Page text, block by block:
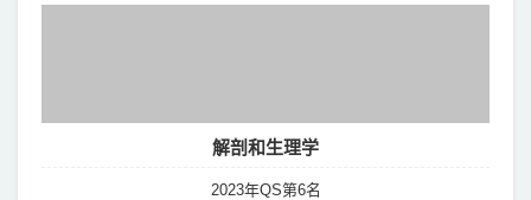
解剖和生理学
2023年QS第6名